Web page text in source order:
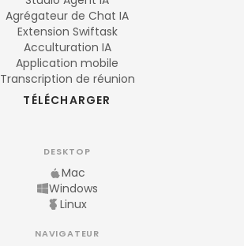
Agrégateur de Chat IA
Extension Swiftask
Acculturation IA
Application mobile
Transcription de réunion
TÉLÉCHARGER
DESKTOP
Mac
Windows
Linux
NAVIGATEUR